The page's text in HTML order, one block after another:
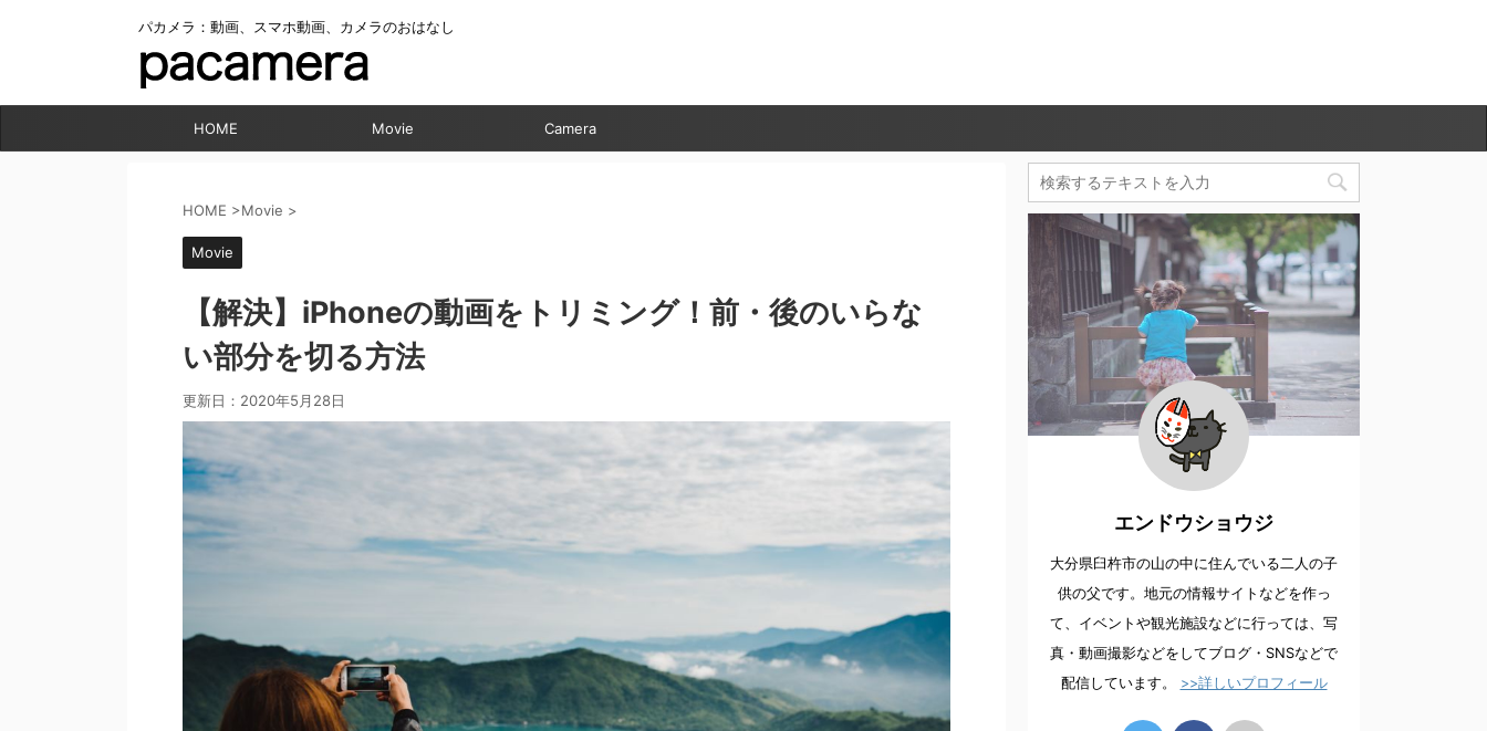
パカメラ：動画、スマホ動画、カメラのおはなし
HOME Movie Camera
HOME >Movie >
Movie
【解決】iPhoneの動画をトリミング！前・後のいらな
い部分を切る方法
更新日： 2020年5月28日
エンドウショウジ
大分県臼杵市の山の中に住んでいる二人の子
供の父です。地元の情報サイトなどを作っ
て、イベントや観光施設などに行っては、写
真・動画撮影などをしてブログ・SNSなどで
配信しています。 >>詳しいプロフィール